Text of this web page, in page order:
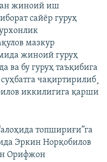
жиноий иш
сайёр гуруҳ
мазкур
жиноий гуруҳ
ва бу гуруҳ таъқибига
чақиртирилиб¸
иккилигига қарши
топшириғи”га
Эркин Норқобилов
Орифжон